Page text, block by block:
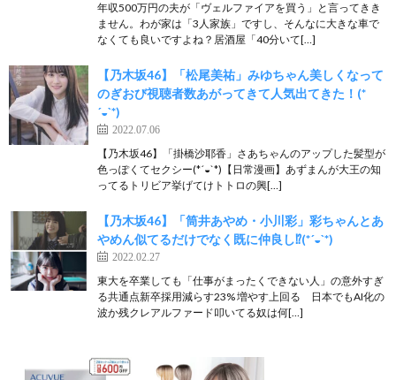
年収500万円の夫が「ヴェルファイアを買う」と言ってきき
ません。わが家は「3人家族」ですし、そんなに大きな車で
なくても良いですよね？居酒屋「40分いて[…]
【乃木坂46】「松尾美祐」みゆちゃん美しくなって
のぎおび視聴者数あがってきて人気出てきた！(*
´◒`*)
2022.07.06
【乃木坂46】「掛橋沙耶香」さあちゃんのアップした髪型が
色っぽくてセクシー(*´◒`*)【日常漫画】あずまんが大王の知
ってるトリビア挙げてけトトロの興[…]
【乃木坂46】「筒井あやめ・小川彩」彩ちゃんとあ
やめん似てるだけでなく既に仲良し⁉︎(*´◒`*)
2022.02.27
東大を卒業しても「仕事がまったくできない人」の意外すぎ
る共通点新卒採用減らす23% 増やす上回る 日本でもAI化の
波か残クレアルファード叩いてる奴は何[…]